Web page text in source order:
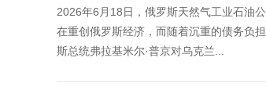
2026年6月18日，俄罗斯天然气工业石油
在重创俄罗斯经济，而随着沉重的债务负
斯总统弗拉基米尔·普京对乌克兰...